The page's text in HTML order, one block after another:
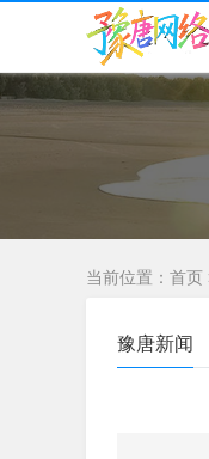
当前位置： 首页
豫唐新闻